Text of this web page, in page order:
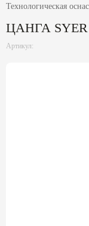
Технологическая
ЦАНГА SYER
Артикул: